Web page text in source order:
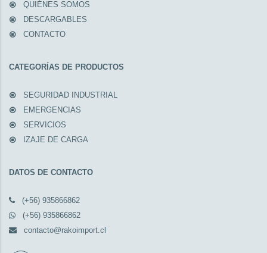
QUIÉNES SOMOS
DESCARGABLES
CONTACTO
CATEGORÍAS DE PRODUCTOS
SEGURIDAD INDUSTRIAL
EMERGENCIAS
SERVICIOS
IZAJE DE CARGA
DATOS DE CONTACTO
(+56) 935866862
(+56) 935866862
contacto@rakoimport.cl